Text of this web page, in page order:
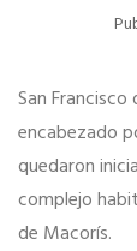
San
encabezado
quedaron
complejo
de Macorís.